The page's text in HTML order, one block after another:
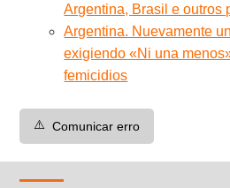
Argentina, Brasil e outros
Argentina. Nuevamente
exigiendo «Ni una
femicidios
⚠️ Comunicar erro